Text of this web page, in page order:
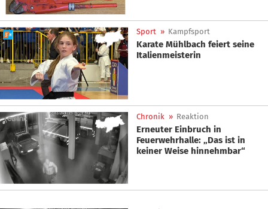
Sport » Kampfsport
Karate Mühlbach feiert seine
Italienmeisterin
Chronik » Reaktion
Erneuter Einbruch in
Feuerwehrhalle: „Das ist in
keiner Weise hinnehmbar“